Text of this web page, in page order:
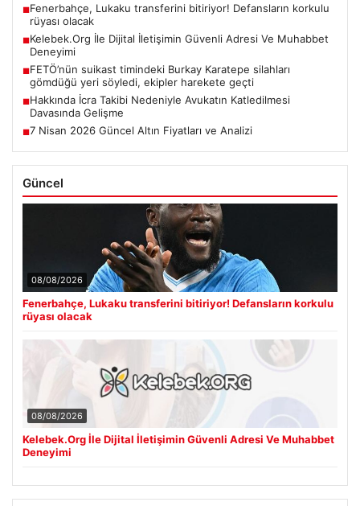
■Fenerbahçe, Lukaku transferini bitiriyor! Defansların korkulu
rüyası olacak
■Kelebek.Org İle Dijital İletişimin Güvenli Adresi Ve Muhabbet
Deneyimi
■FETÖ’nün suikast timindeki Burkay Karatepe silahları
gömdüğü yeri söyledi, ekipler harekete geçti
■Hakkında İcra Takibi Nedeniyle Avukatın Katledilmesi
Davasında Gelişme
■7 Nisan 2026 Güncel Altın Fiyatları ve Analizi
Güncel
08/08/2026
Fenerbahçe, Lukaku transferini bitiriyor! Defansların korkulu
rüyası olacak
08/08/2026
Kelebek.Org İle Dijital İletişimin Güvenli Adresi Ve Muhabbet
Deneyimi